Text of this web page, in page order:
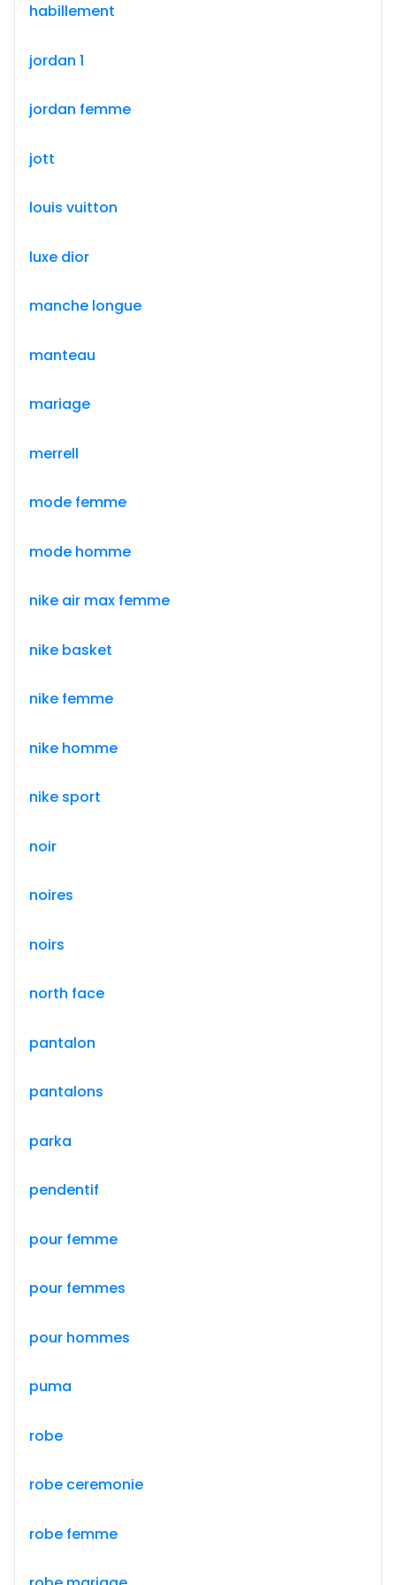
habillement
jordan 1
jordan femme
jott
louis vuitton
luxe dior
manche longue
manteau
mariage
merrell
mode femme
mode homme
nike air max femme
nike basket
nike femme
nike homme
nike sport
noir
noires
noirs
north face
pantalon
pantalons
parka
pendentif
pour femme
pour femmes
pour hommes
puma
robe
robe ceremonie
robe femme